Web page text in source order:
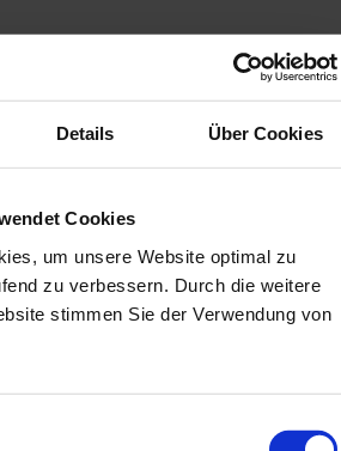
Details Über Cookies
Cookies
um unsere Website optimal zu
zu verbessern. Durch die weitere
stimmen Sie der Verwendung von
- reproduzierbar im